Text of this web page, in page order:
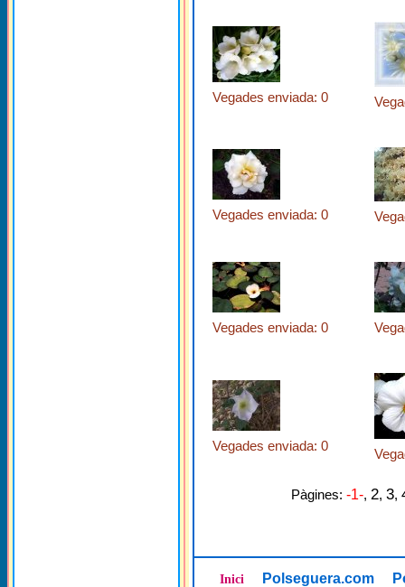
Vegades enviada: 0
Vegades enviada: 0
Vegades enviada: 0
Vegades enviada: 0
Pàgines: -1-, 2, 3,
Inici Polseguera.com